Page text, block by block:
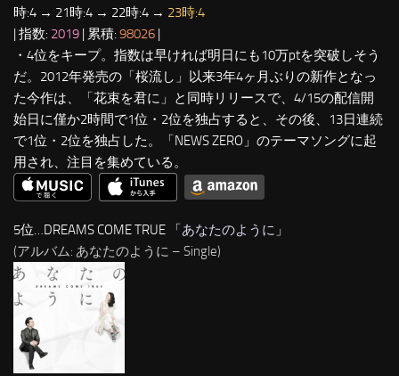
時:4 → 21時:4 → 22時:4 → 23時:4
| 指数: 2019 | 累積: 98026 |
・4位をキープ。指数は早ければ明日にも10万ptを突破しそう
だ。2012年発売の「桜流し」以来3年4ヶ月ぶりの新作となっ
た今作は、「花束を君に」と同時リリースで、4/15の配信開
始日に僅か2時間で1位・2位を独占すると、その後、13日連続
で1位・2位を独占した。「NEWS ZERO」のテーマソングに起
用され、注目を集めている。
5位…DREAMS COME TRUE 「あなたのように 」
(アルバム: あなたのように – Single)